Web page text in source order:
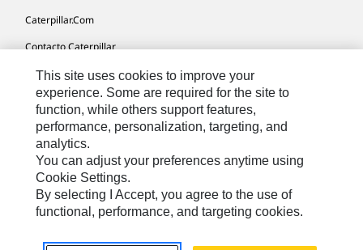
Caterpillar.com
Contacto Caterpillar
Mis Preferencias De Marketing
Mapa Del Sitio
Cookie Settings
Aviso Legal
Privacidad
This site uses cookies to improve your
experience. Some are required for the site to
function, while others support features,
performance, personalization, targeting, and
analytics.
You can adjust your preferences anytime using
Cookie Settings.
By selecting I Accept, you agree to the use of
functional, performance, and targeting cookies.